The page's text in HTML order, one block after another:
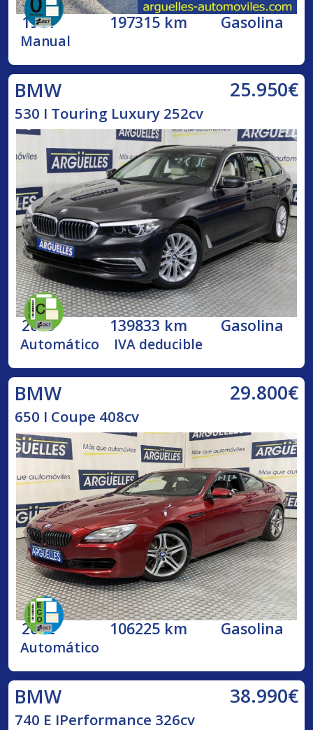
1991 197315 km Gasolina
Manual
BMW 25.950€
530 I Touring Luxury 252cv
2019 139833 km Gasolina
Automático IVA deducible
BMW 29.800€
650 I Coupe 408cv
2012 106225 km Gasolina
Automático
BMW 38.990€
740 E IPerformance 326cv